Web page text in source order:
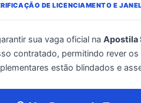
DE LICENCIAMENTO E
sua vaga oficial na Apostila
contratado, permitindo rever
estão blindados e